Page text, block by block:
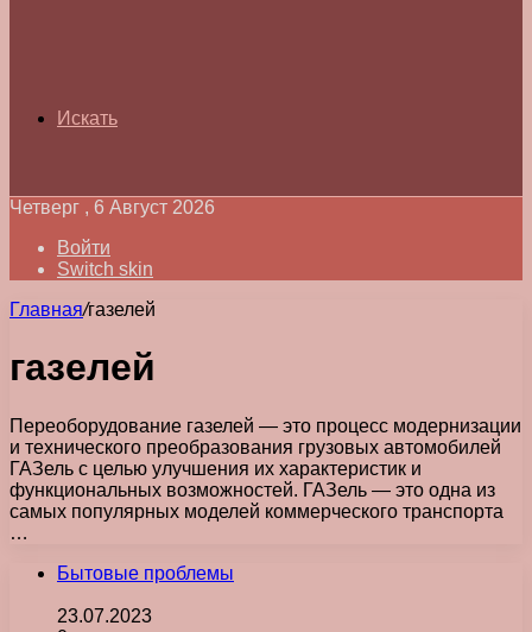
Искать
Четверг , 6 Август 2026
Войти
Switch skin
Главная/газелей
газелей
Переоборудование газелей — это процесс модернизации
и технического преобразования грузовых автомобилей
ГАЗель с целью улучшения их характеристик и
функциональных возможностей. ГАЗель — это одна из
самых популярных моделей коммерческого транспорта
…
Бытовые проблемы
23.07.2023